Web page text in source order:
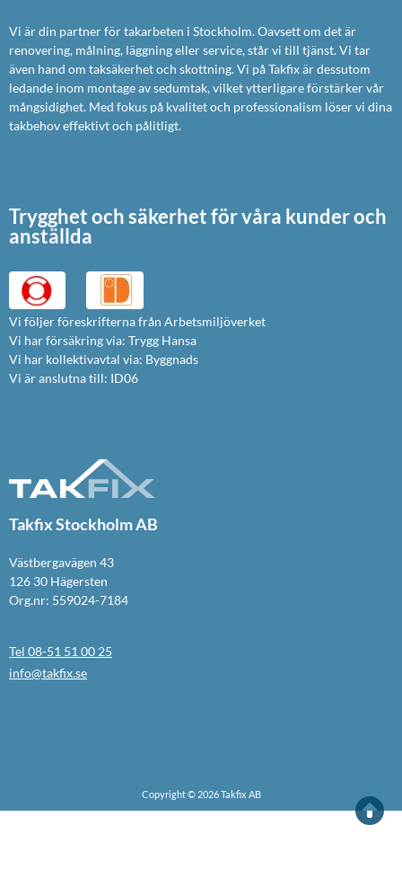
Vi är din partner för takarbeten i Stockholm. Oavsett om det är
renovering, målning, läggning eller service, står vi till tjänst. Vi tar
även hand om taksäkerhet och skottning. Vi på Takfix är dessutom
ledande inom montage av sedumtak, vilket ytterligare förstärker vår
mångsidighet. Med fokus på kvalitet och professionalism löser vi dina
takbehov effektivt och pålitligt.
Trygghet och säkerhet för våra kunder och
anställda
Vi följer föreskrifterna från Arbetsmiljöverket
Vi har försäkring via: Trygg Hansa
Vi har kollektivavtal via: Byggnads
Vi är anslutna till: ID06
Takfix Stockholm AB
Västbergavägen 43
126 30 Hägersten
Org.nr: 559024-7184
Tel 08-51 51 00 25
info@takfix.se
Copyright © 2026 Takfix AB